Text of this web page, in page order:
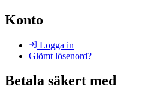
Konto
Logga in
Glömt lösenord?
Betala säkert med